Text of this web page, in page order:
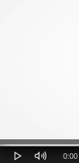
Play Mute
Current
0:00